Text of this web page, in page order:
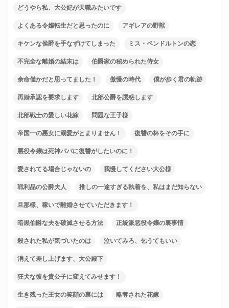
どうやら私、大公妃が天職みたいです
よくある令嬢転生だと思ったのに アギレアの野獣
キケンな侯爵を手なずけてしまった ミス・ペンドルトンの恋
不完全な離婚の結末は 伯爵家の秘められた侍女
余命僅かだと思ってました！ 傲慢の時代 僕が歩く君の軌跡
再婚承認を要求します 北部公爵を誘惑します
北部戦士の愛しい花嫁 問題な王子様
帝国一の悪女に溺愛がとまりません！ 復讐の杯をその手に
悪役令嬢は死神パパに復讐がしたいのに！
愛されてる場合じゃないの 我慢してください大公様
戦利品の公爵夫人 推しの一途すぎる執着を、私はまだ知らない
旦那様、稼いで離婚させていただきます！
暗黒伯爵な夫を破滅させる方法 正統派悪役令嬢の裏事情
殺された私が気づいたのは 泣いてみろ、乞うてもいい
消えて差し上げます、大公殿下
狂犬な彼を貴公子に変えてみせます！
生き残った王女の笑顔の裏には 略奪された花嫁